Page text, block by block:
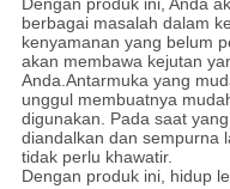
Dengan produk ini, Anda
berbagai masalah dalam
kenyamanan yang belum
akan membawa kejutan
Anda.Antarmuka yang
unggul membuatnya
digunakan. Pada saat
diandalkan dan sempurna
tidak perlu khawatir.
Dengan produk ini, hidup